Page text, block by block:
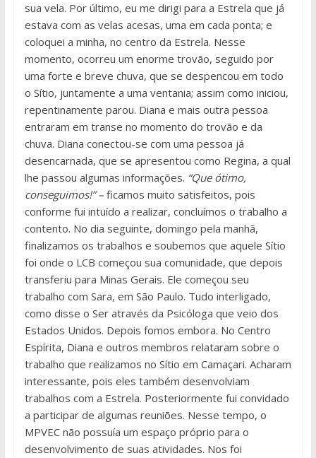
sua vela. Por último, eu me dirigi para a Estrela que já
estava com as velas acesas, uma em cada ponta; e
coloquei a minha, no centro da Estrela. Nesse
momento, ocorreu um enorme trovão, seguido por
uma forte e breve chuva, que se despencou em todo
o Sítio, juntamente a uma ventania; assim como iniciou,
repentinamente parou. Diana e mais outra pessoa
entraram em transe no momento do trovão e da
chuva. Diana conectou-se com uma pessoa já
desencarnada, que se apresentou como Regina, a qual
lhe passou algumas informações. “Que ótimo,
conseguimos!” – ficamos muito satisfeitos, pois
conforme fui intuído a realizar, concluímos o trabalho a
contento. No dia seguinte, domingo pela manhã,
finalizamos os trabalhos e soubemos que aquele Sítio
foi onde o LCB começou sua comunidade, que depois
transferiu para Minas Gerais. Ele começou seu
trabalho com Sara, em São Paulo. Tudo interligado,
como disse o Ser através da Psicóloga que veio dos
Estados Unidos. Depois fomos embora. No Centro
Espírita, Diana e outros membros relataram sobre o
trabalho que realizamos no Sítio em Camaçari. Acharam
interessante, pois eles também desenvolviam
trabalhos com a Estrela. Posteriormente fui convidado
a participar de algumas reuniões. Nesse tempo, o
MPVEC não possuía um espaço próprio para o
desenvolvimento de suas atividades. Nos foi